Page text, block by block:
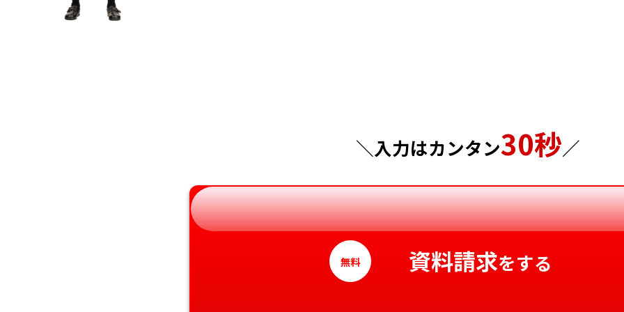
神奈川県
徳島県
愛媛県
＼入力はカンタン30秒／
無料 資料請求をする